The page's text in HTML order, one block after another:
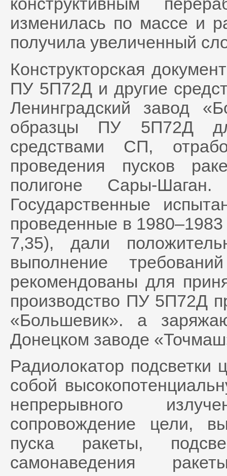
изменилась по массе и
получила увеличенный
Конструкторская
ПУ 5П72Д и другие
Ленинградский завод
образцы ПУ 5П72Д
средствами СП,
проведения пусков
полигоне Сары-
Государственные
проведенные в
7,35), дали
выполнение
рекомендованы для
производство ПУ 5П72Д
«Большевик». а
Донецком заводе
Радиолокатор
собой
непрерывного
сопровождение цели,
пуска ракеты,
самонаведения